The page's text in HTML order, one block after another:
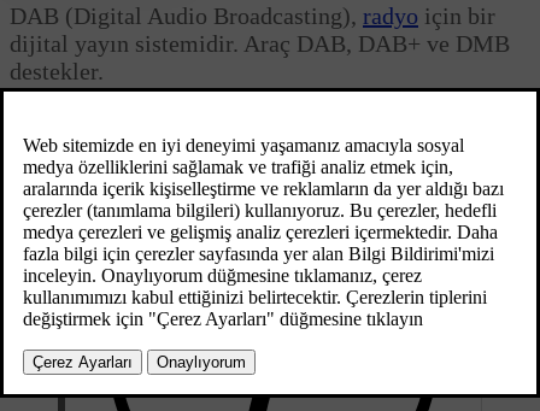
DAB (Digital Audio Broadcasting), radyo için bir
dijital yayın sistemidir. Araç DAB, DAB+ ve DMB
destekler.